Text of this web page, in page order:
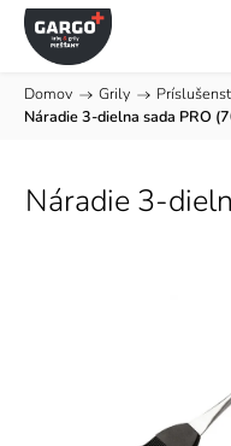
Domov / Grily /
Náradie 3-dielna sada PRO
Náradie 3-